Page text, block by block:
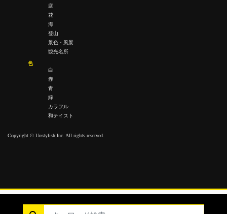
庭
花
海
登山
景色・風景
観光名所
色
白
赤
青
緑
カラフル
和テイスト
Copyright © Unstylish Inc. All rights reserved.